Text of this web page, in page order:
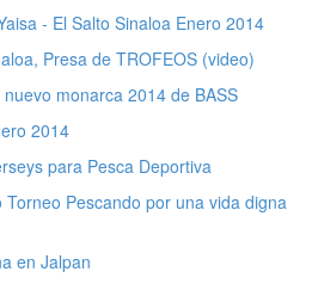
- El Salto Sinaloa Enero 2014
Presa de TROFEOS (video)
monarca 2014 de BASS
2014
para Pesca Deportiva
Torneo Pescando por una vida digna
en Jalpan